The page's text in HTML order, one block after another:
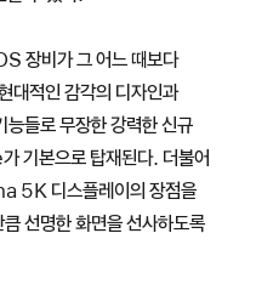
장비가 그 어느 때보다
대적인 감각의 디자인과
능들로 무장한 강력한 신규
본으로 탑재된다. 더불어
디스플레이의 장점을
선명한 화면을 선사하도록